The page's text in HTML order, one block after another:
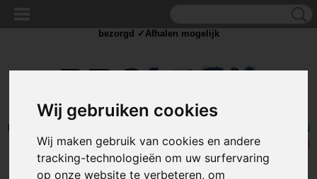
Wij gebruiken cookies
Wij maken gebruik van cookies en andere
tracking-technologieën om uw surfervaring
op onze website te verbeteren, om
Inloggen
UW WINKELWAGEN
Geen producten
(0)
bezorgd ✓Afhalen mogelijk